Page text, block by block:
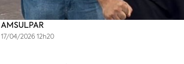
AMSULPAR
17/04/2026 12h20